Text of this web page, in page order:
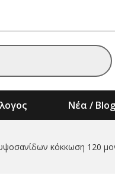
Νέα / Blog
κόκκωση 120